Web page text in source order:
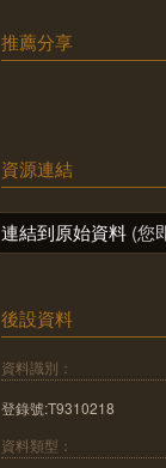
推薦分享
資源連結
連結到原始資料 (您
後設資料
資料識別：
登錄號:T9310218
資料類型：